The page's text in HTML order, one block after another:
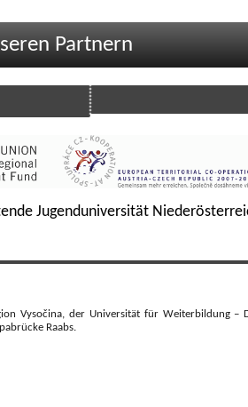
Partnern
Jugenduniversität
Vysočina, der Universität für Weiterbildung –
Raabs.